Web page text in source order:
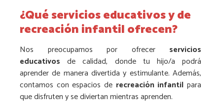
¿Qué servicios educativos y de
recreación infantil ofrecen?
Nos preocupamos por ofrecer servicios
educativos de calidad, donde tu hijo/a podrá
aprender de manera divertida y estimulante. Además,
contamos con espacios de recreación infantil para
que disfruten y se diviertan mientras aprenden.